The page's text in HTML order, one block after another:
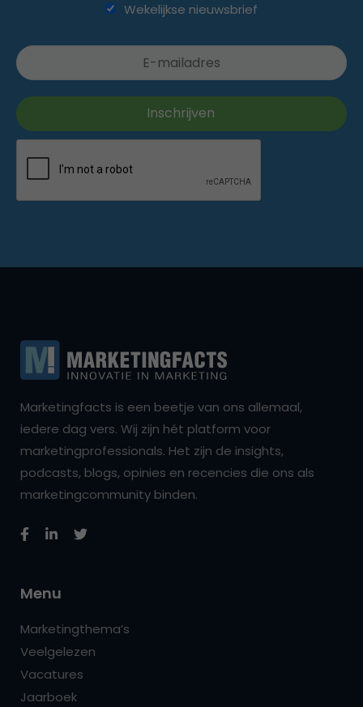
Wekelijkse nieuwsbrief
Marketingfacts is een beetje van ons allemaal,
iedere dag vers. Wij zijn hét platform voor
marketingprofessionals. Het zijn de insights,
podcasts, blogs, opinies en recencies die ons als
marketingcommunity binden.
Menu
Marketingthema’s
Veelgelezen
Vacatures
Jaarboek